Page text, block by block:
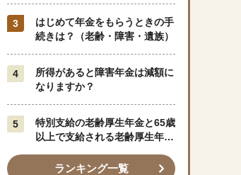
はじめて年金をもらうときの手
続きは？（老齢・障害・遺族）
所得があると障害年金は減額に
なりますか？
特別支給の老齢厚生年金と65歳
以上で支給される老齢厚生年金
ランキング一覧